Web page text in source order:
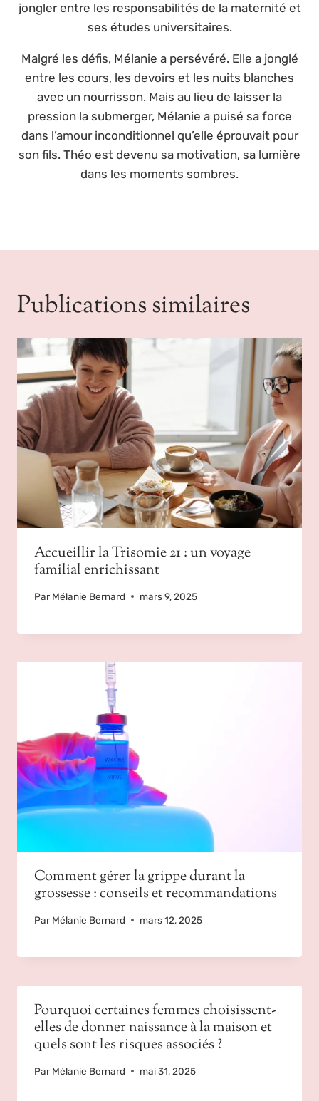
jongler entre les responsabilités de la maternité et
ses études universitaires.
Malgré les défis, Mélanie a persévéré. Elle a jonglé
entre les cours, les devoirs et les nuits blanches
avec un nourrisson. Mais au lieu de laisser la
pression la submerger, Mélanie a puisé sa force
dans l’amour inconditionnel qu’elle éprouvait pour
son fils. Théo est devenu sa motivation, sa lumière
dans les moments sombres.
Publications similaires
Accueillir la Trisomie 21 : un voyage
familial enrichissant
Par Mélanie Bernard mars 9, 2025
Comment gérer la grippe durant la
grossesse : conseils et recommandations
Par Mélanie Bernard mars 12, 2025
Pourquoi certaines femmes choisissent-
elles de donner naissance à la maison et
quels sont les risques associés ?
Par Mélanie Bernard mai 31, 2025